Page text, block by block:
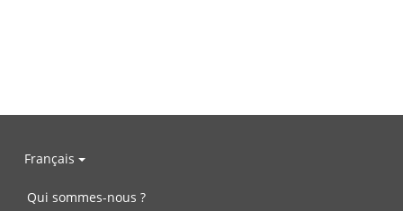
Français
Qui sommes-nous ?